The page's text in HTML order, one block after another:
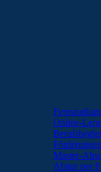
Fernstudium
Online-
Master-
Abitur per